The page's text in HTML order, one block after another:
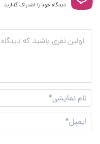
دیدگاه خود را اشتراک گذارید